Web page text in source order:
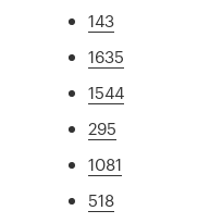
143
1635
1544
295
1081
518